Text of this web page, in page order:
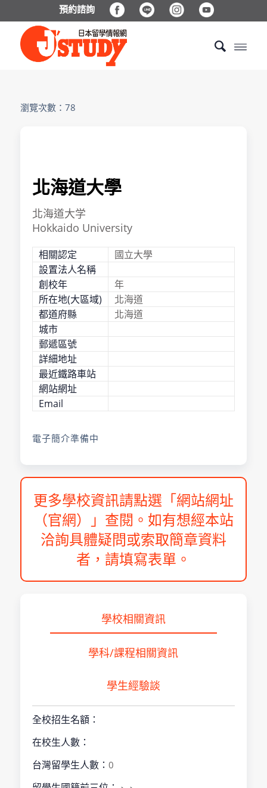
預約諮詢
瀏覽次數：78
北海道⼤學
北海道大学
Hokkaido University
相關認定
國立大學
設置法人名稱
創校年
年
所在地(大區域)
北海道
都道府縣
北海道
城市
郵遞區號
詳細地址
最近鐵路車站
網站網址
Email
電子簡介準備中
更多學校資訊請點選「網站網址
（官網）」查閱。如有想經本站
洽詢具體疑問或索取簡章資料
者，請填寫表單。
學校相關資訊
學科/課程相關資訊
學生經驗談
全校招生名額：
在校生人數：
台灣留學生人數： 0